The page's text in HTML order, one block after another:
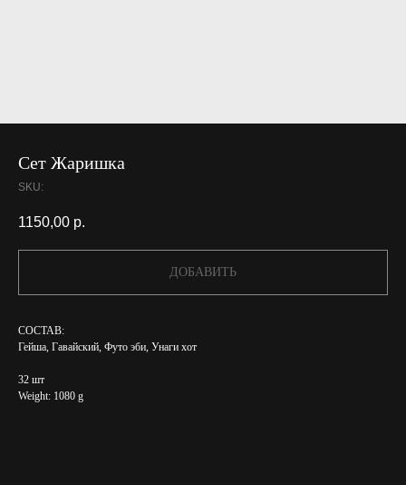
Сет Жаришка
SKU:
1150,00 р.
ДОБАВИТЬ
СОСТАВ:
Гейша, Гавайский, Футо эби, Унаги хот
32 шт
Weight: 1080 g